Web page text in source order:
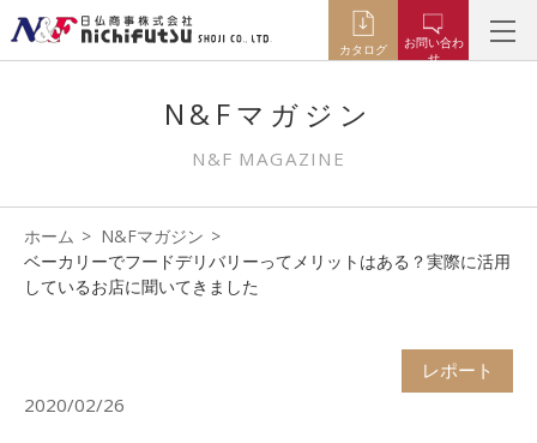
カタログ
お問い合わ
せ
N&Fマガジン
N&F MAGAZINE
ホーム
N&Fマガジン
ベーカリーでフードデリバリーってメリットはある？実際に活用
しているお店に聞いてきました
レポート
2020/02/26